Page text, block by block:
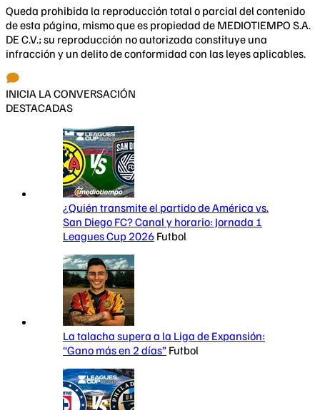
Queda prohibida la reproducción total o parcial del contenido
de esta página, mismo que es propiedad de MEDIOTIEMPO S.A.
DE C.V.; su reproducción no autorizada constituye una
infracción y un delito de conformidad con las leyes aplicables.
INICIA LA CONVERSACIÓN
DESTACADAS
¿Quién transmite el partido de América vs.
San Diego FC? Canal y horario: Jornada 1
Leagues Cup 2026 Futbol
La talacha supera a la Liga de Expansión:
“Gano más en 2 días” Futbol